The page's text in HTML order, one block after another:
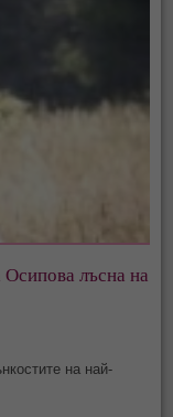
лъсна на
на най-